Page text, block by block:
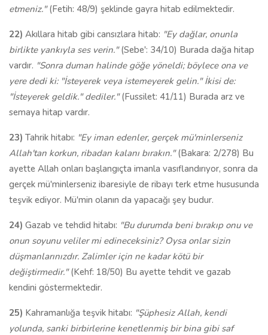
etmeniz."(Fetih: 48/9) şeklinde gayra hitab edilmektedir.
22) Akıllara hitab gibi cansızlara hitab: "Ey dağlar, onunla
birlikte yankıyla ses verin."(Sebe': 34/10) Burada dağa hitap
vardır. "Sonra duman halinde göğe yöneldi; böylece ona ve
yere dedi ki: "İsteyerek veya istemeyerek gelin." İkisi de:
"İsteyerek geldik." dediler."(Fussilet: 41/11) Burada arz ve
semaya hitap vardır.
23) Tahrik hitabı: "Ey iman edenler, gerçek mü'minlerseniz
Allah'tan korkun, ribadan kalanı bırakın."(Bakara: 2/278) Bu
ayette Allah onları başlangıçta imanla vasıflandırıyor, sonra da
gerçek mü'minlerseniz ibaresiyle de ribayı terk etme hususunda
teşvik ediyor. Mü'min olanın da yapacağı şey budur.
24) Gazab ve tehdid hitabı: "Bu durumda beni bırakıp onu ve
onun soyunu veliler mi edineceksiniz? Oysa onlar sizin
düşmanlarınızdır. Zalimler için ne kadar kötü bir
değiştirmedir."(Kehf: 18/50) Bu ayette tehdit ve gazab
kendini göstermektedir.
25) Kahramanlığa teşvik hitabı: "Şüphesiz Allah, kendi
yolunda, sanki birbirlerine kenetlenmiş bir bina gibi saf